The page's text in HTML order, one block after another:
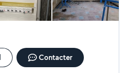
Contacter